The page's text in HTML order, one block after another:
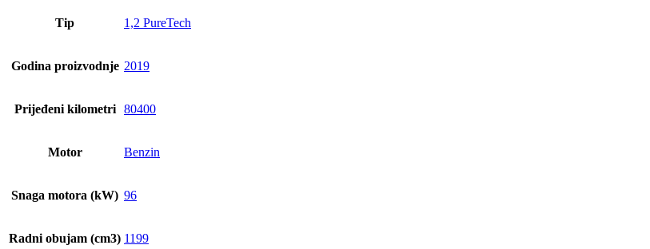
Tip 1,2 PureTech
Godina proizvodnje 2019
Prijeđeni kilometri 80400
Motor Benzin
Snaga motora (kW) 96
Radni obujam (cm3) 1199